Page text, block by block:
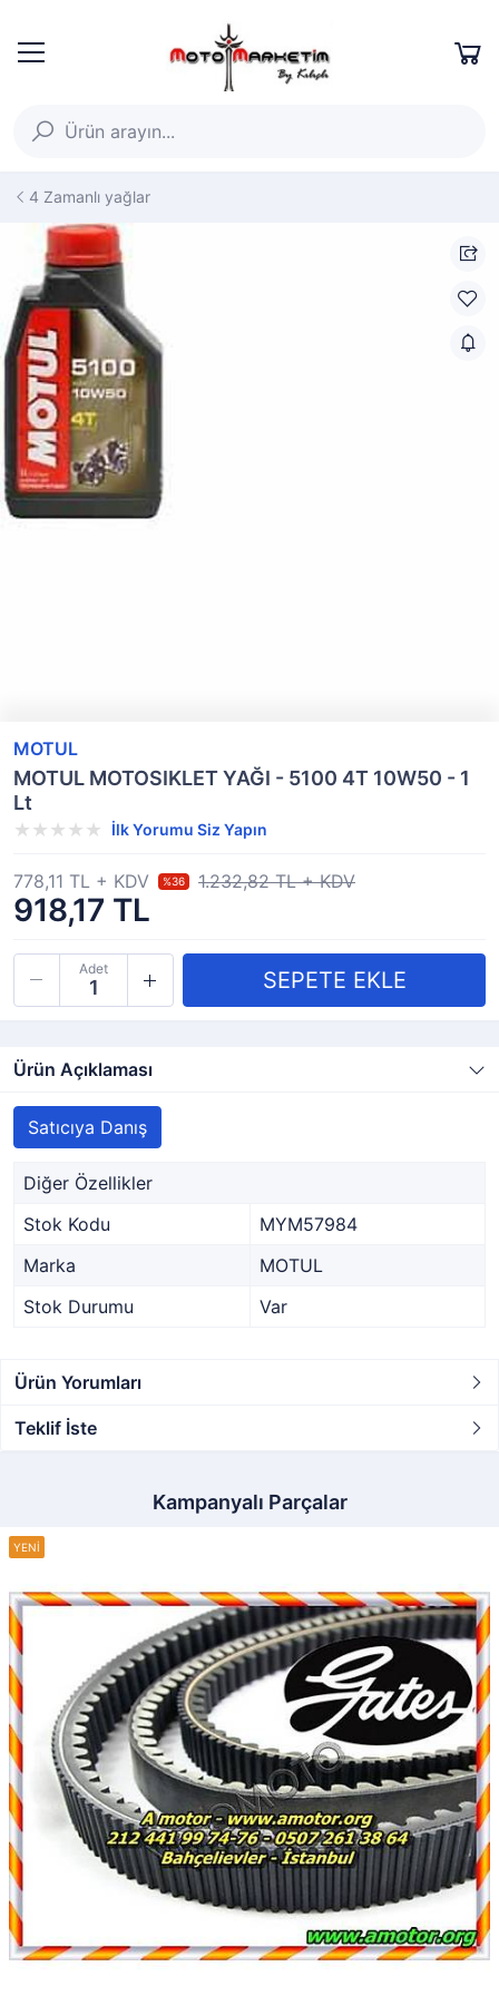
4 Zamanlı yağlar
MOTUL
MOTUL MOTOSIKLET YAĞI - 5100 4T 10W50 - 1
Lt
İlk Yorumu Siz Yapın
918,17 TL
778,11 TL + KDV %36 1.232,82 TL + KDV
Adet
Ürün Açıklaması
Satıcıya Danış
Diğer Özellikler
Stok Kodu
MYM57984
Marka
MOTUL
Stok Durumu
Var
Ürün Yorumları
Teklif İste
Kampanyalı Parçalar